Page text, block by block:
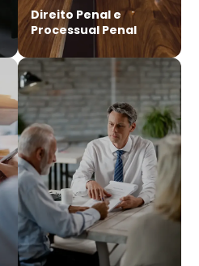
Direito Penal e
Processual Penal